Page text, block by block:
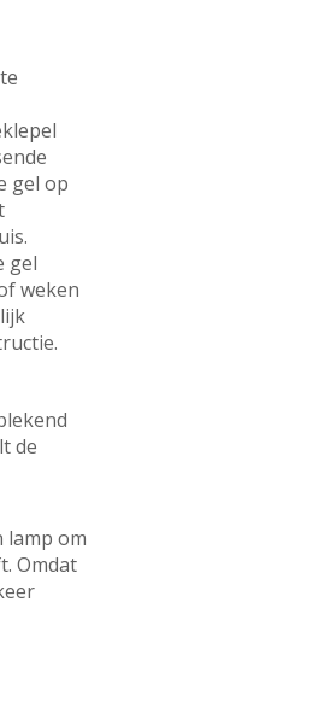
gel op
gel
weken
de
lamp om
Omdat